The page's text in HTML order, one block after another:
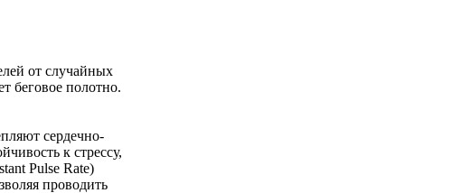
от случайных
беговое полотно.
сердечно-
к стрессу,
Pulse Rate)
проводить